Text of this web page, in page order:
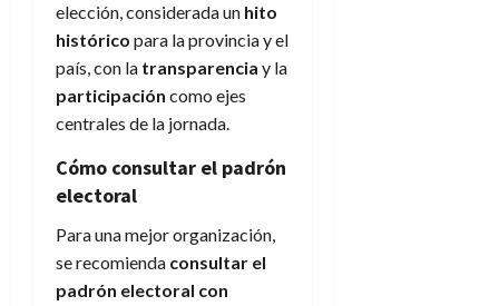
elección, considerada un hito
histórico para la provincia y el
país, con la transparencia y la
participación como ejes
centrales de la jornada.
Cómo consultar el padrón
electoral
Para una mejor organización,
se recomienda consultar el
padrón electoral con